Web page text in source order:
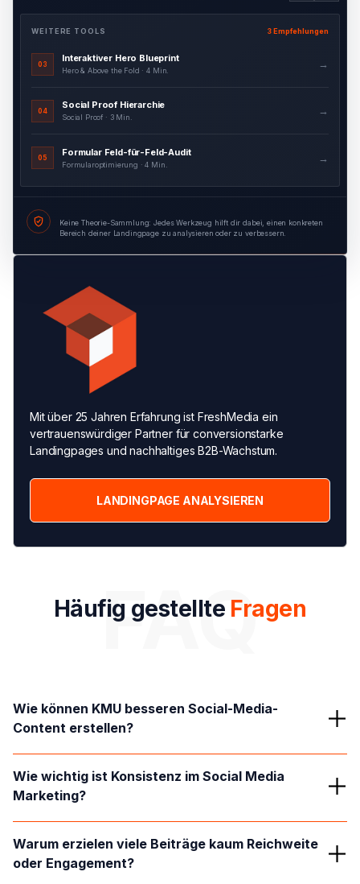
WEITERE TOOLS 3 Empfehlungen
03
Interaktiver Hero Blueprint
Hero & Above the Fold · 4 Min.
→
04
Social Proof Hierarchie
Social Proof · 3 Min.
→
05
Formular Feld-für-Feld-Audit
Formularoptimierung · 4 Min.
→
Keine Theorie-Sammlung: Jedes Werkzeug hilft dir dabei, einen konkreten
Bereich deiner Landingpage zu analysieren oder zu verbessern.
Mit über 25 Jahren Erfahrung ist FreshMedia ein
vertrauenswürdiger Partner für conversionstarke
Landingpages und nachhaltiges B2B-Wachstum.
LANDINGPAGE ANALYSIEREN
Häufig gestellte Fragen
FAQ
Wie können KMU besseren Social-Media-
Content erstellen?
echten Problemen orientieren. Besonders wichtig sind
klare Botschaften, Persönlichkeit und verständliche
Wie wichtig ist Konsistenz im Social Media
Marketing?
und relevant zu bleiben. Konsistenz stärkt langfristig
Reichweite, Vertrauen und Markenwahrnehmung.
Warum erzielen viele Beiträge kaum Reichweite
oder Engagement?